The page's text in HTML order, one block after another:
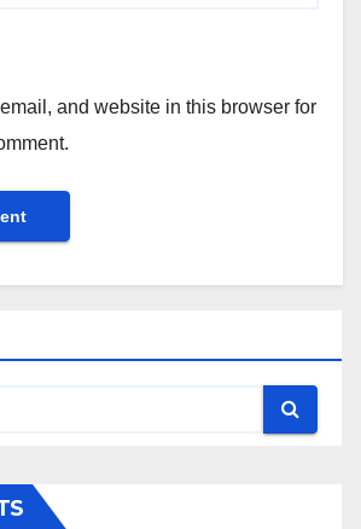
and website in this browser for